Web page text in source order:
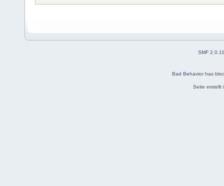
SMF
Bad Behaviorhas
Seite erstellt